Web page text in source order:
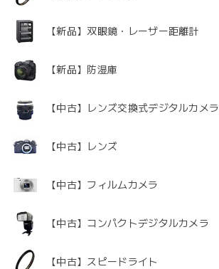
【新品】双眼鏡・レーザー距離計
【新品】防湿庫
【中古】レンズ交換式デジタルカメラ
【中古】レンズ
【中古】フィルムカメラ
【中古】コンパクトデジタルカメラ
【中古】スピードライト